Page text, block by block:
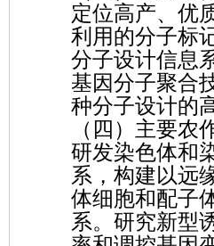
定位高产、优
利用的分子标
分子设计信息
基因分子聚合
种分子设计的
（四）主要农
研发染色体和
系，构建以远
体细胞和配子
系。研究新型